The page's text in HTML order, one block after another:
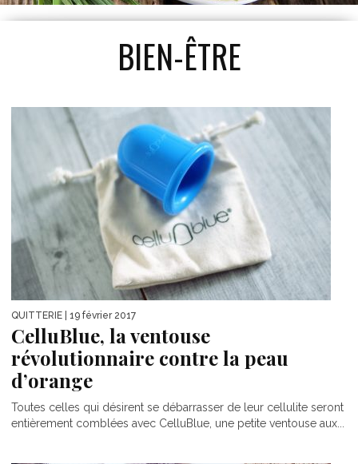
BIEN-ÊTRE
QUITTERIE | 19 février 2017
CelluBlue, la ventouse
révolutionnaire contre la peau
d’orange
Toutes celles qui désirent se débarrasser de leur cellulite seront
entièrement comblées avec CelluBlue, une petite ventouse aux...